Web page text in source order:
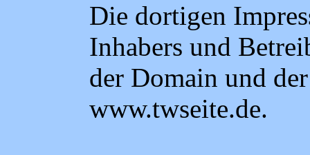
Die dortigen
Inhabers und
der Domain und
www.twseite.de.